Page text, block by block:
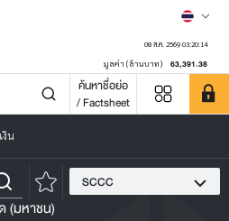
08 ส.ค. 2569 03:20:14
มูลค่า (ล้านบาท) 63,391.38
ค้นหาชื่อย่อ
/ Factsheet
งิน
SCCC
(มหาชน)